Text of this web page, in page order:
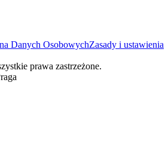
Danych OsobowychZasady i ustawienia
prawa zastrzeżone.